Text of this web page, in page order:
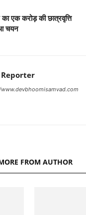
एक करोड़ की छात्रवृत्ति
चयन
Reporter
FROM AUTHOR